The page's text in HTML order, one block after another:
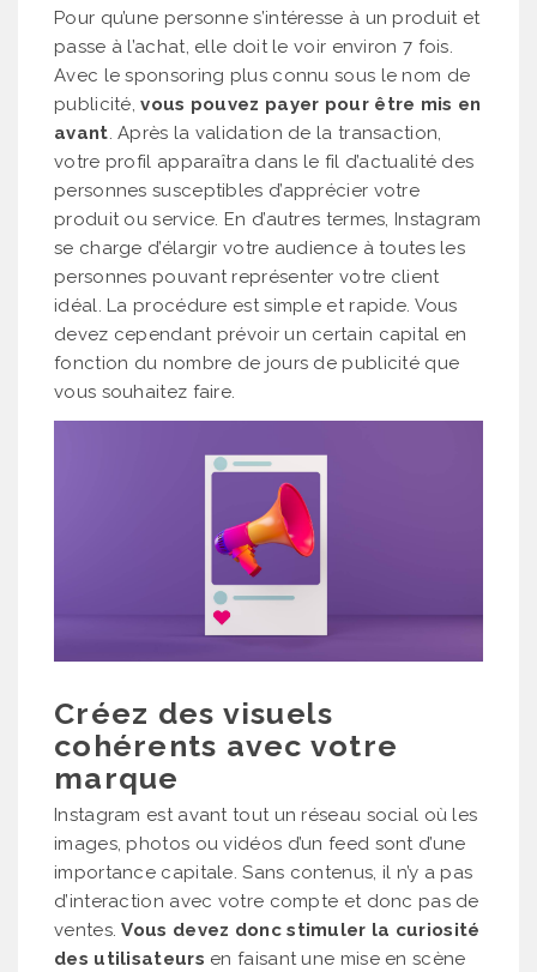
Pour qu’une personne s’intéresse à un produit et
passe à l’achat, elle doit le voir environ 7 fois.
Avec le sponsoring plus connu sous le nom de
publicité,vous pouvez payer pour être mis en
avant. Après la validation de la transaction,
votre profil apparaîtra dans le fil d’actualité des
personnes susceptibles d’apprécier votre
produit ou service. En d’autres termes, Instagram
se charge d’élargir votre audience à toutes les
personnes pouvant représenter votre client
idéal. La procédure est simple et rapide. Vous
devez cependant prévoir un certain capital en
fonction du nombre de jours de publicité que
vous souhaitez faire.
Créez des visuels
cohérents avec votre
marque
Instagram est avant tout un réseau social où les
images, photos ou vidéos d’un feed sont d’une
importance capitale. Sans contenus, il n’y a pas
d’interaction avec votre compte et donc pas de
ventes.Vous devez donc stimuler la curiosité
des utilisateurs en faisant une mise en scène